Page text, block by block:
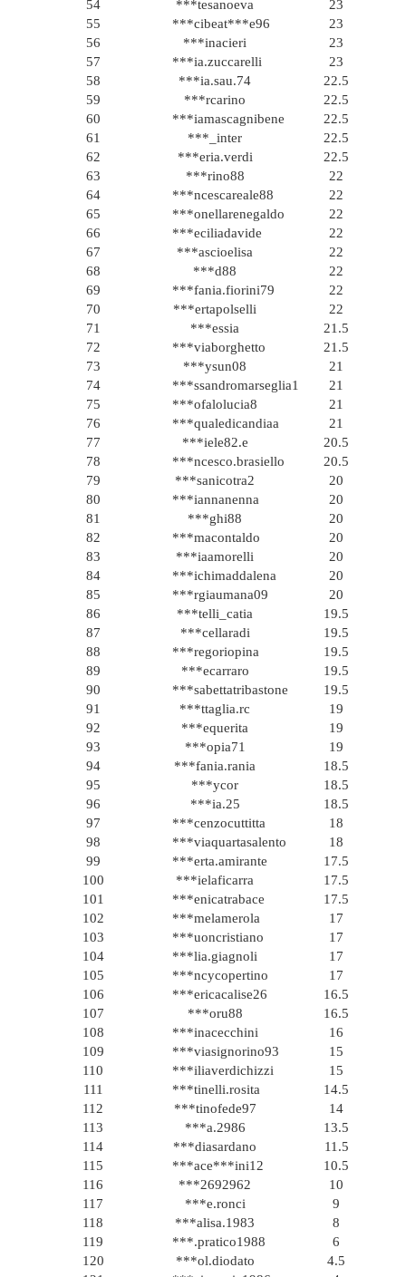
54
***tesanoeva
23
55
***cibeat***e96
23
56
***inacieri
23
57
***ia.zuccarelli
23
58
***ia.sau.74
22.5
59
***rcarino
22.5
60
***iamascagnibene
22.5
61
***_inter
22.5
62
***eria.verdi
22.5
63
***rino88
22
64
***ncescareale88
22
65
***onellarenegaldo
22
66
***eciliadavide
22
67
***ascioelisa
22
68
***d88
22
69
***fania.fiorini79
22
70
***ertapolselli
22
71
***essia
21.5
72
***viaborghetto
21.5
73
***ysun08
21
74
***ssandromarseglia1
21
75
***ofalolucia8
21
76
***qualedicandiaa
21
77
***iele82.e
20.5
78
***ncesco.brasiello
20.5
79
***sanicotra2
20
80
***iannanenna
20
81
***ghi88
20
82
***macontaldo
20
83
***iaamorelli
20
84
***ichimaddalena
20
85
***rgiaumana09
20
86
***telli_catia
19.5
87
***cellaradi
19.5
88
***regoriopina
19.5
89
***ecarraro
19.5
90
***sabettatribastone
19.5
91
***ttaglia.rc
19
92
***equerita
19
93
***opia71
19
94
***fania.rania
18.5
95
***ycor
18.5
96
***ia.25
18.5
97
***cenzocuttitta
18
98
***viaquartasalento
18
99
***erta.amirante
17.5
100
***ielaficarra
17.5
101
***enicatrabace
17.5
102
***melamerola
17
103
***uoncristiano
17
104
***lia.giagnoli
17
105
***ncycopertino
17
106
***ericacalise26
16.5
107
***oru88
16.5
108
***inacecchini
16
109
***viasignorino93
15
110
***iliaverdichizzi
15
111
***tinelli.rosita
14.5
112
***tinofede97
14
113
***a.2986
13.5
114
***diasardano
11.5
115
***ace***ini12
10.5
116
***2692962
10
117
***e.ronci
9
118
***alisa.1983
8
119
***.pratico1988
6
120
***ol.diodato
4.5